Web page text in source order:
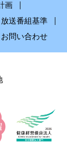
画
放送番組基準
お問い合わせ